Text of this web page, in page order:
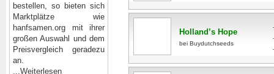
bestellen, so bieten sich
Marktplätze wie
hanfsamen.org mit ihrer
großen Auswahl und dem
Preisvergleich geradezu
an.
...Weiterlesen
Holland’s Hope
bei Buydutchseeds